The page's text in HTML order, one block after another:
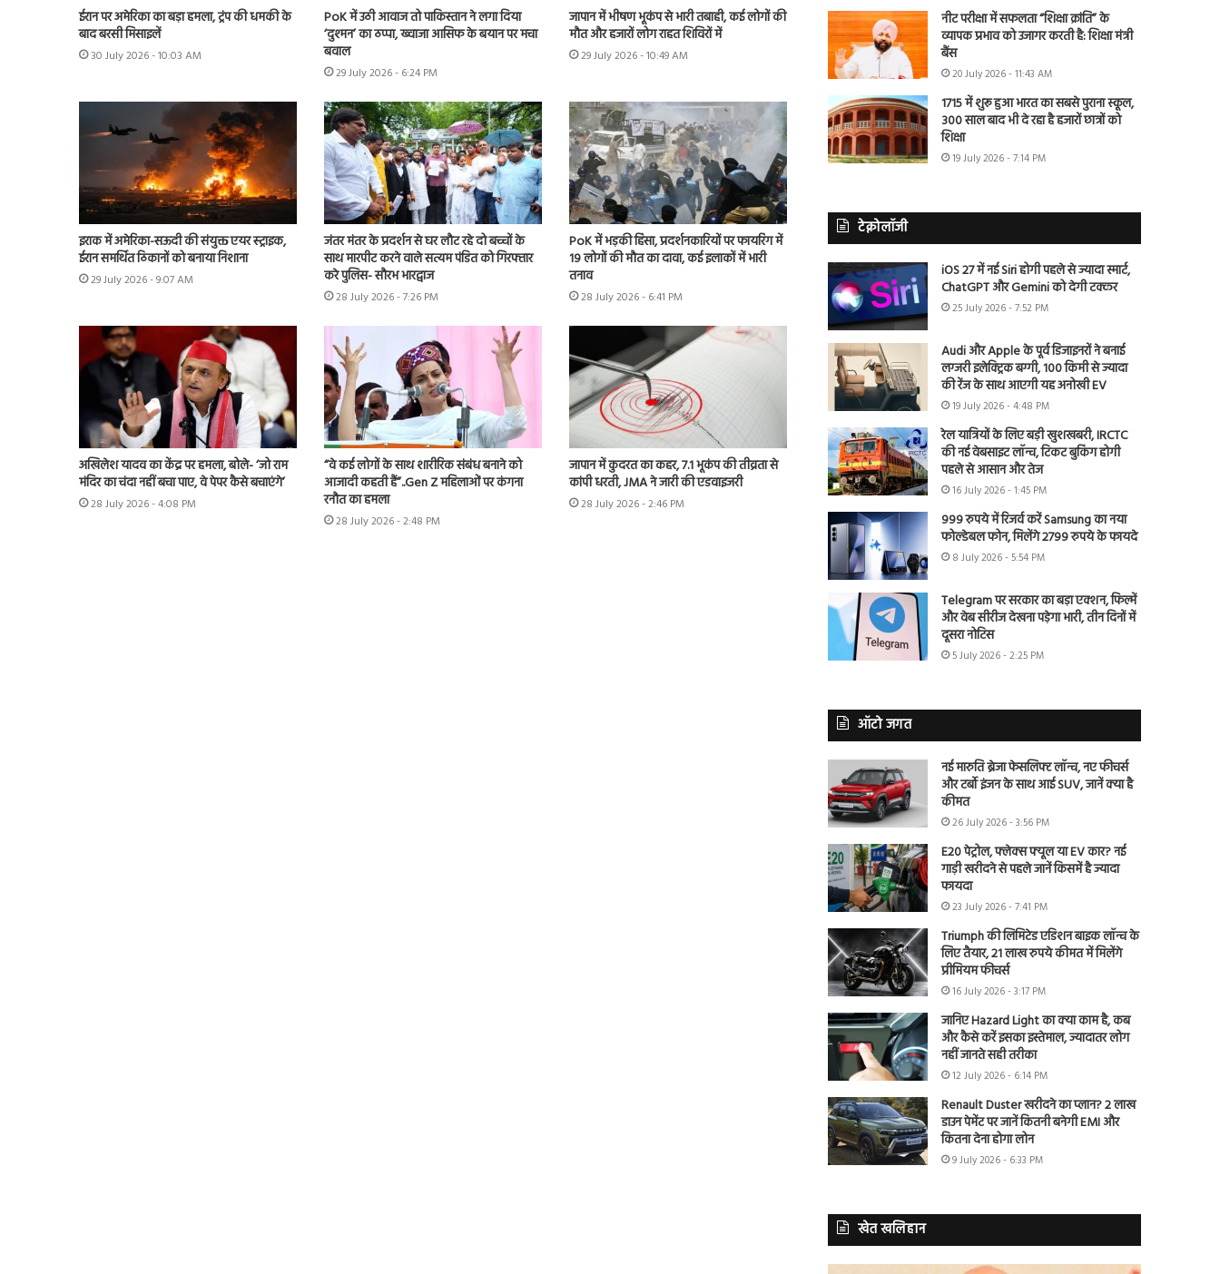
ईरान पर अमेरिका का बड़ा हमला, ट्रंप की धमकी के
बाद बरसी मिसाइलें
30 July 2026 - 10:03 AM
PoK में उठी आवाज तो पाकिस्तान ने लगा दिया
‘दुश्मन’ का ठप्पा, ख्वाजा आसिफ के बयान पर मचा
बवाल
29 July 2026 - 6:24 PM
जापान में भीषण भूकंप से भारी तबाही, कई लोगों की
मौत और हजारों लोग राहत शिविरों में
29 July 2026 - 10:49 AM
इराक में अमेरिका-सऊदी की संयुक्त एयर स्ट्राइक,
ईरान समर्थित ठिकानों को बनाया निशाना
29 July 2026 - 9:07 AM
जंतर मंतर के प्रदर्शन से घर लौट रहे दो बच्चों के
साथ मारपीट करने वाले सत्यम पंडित को गिरफ्तार
करे पुलिस- सौरभ भारद्वाज
28 July 2026 - 7:26 PM
PoK में भड़की हिंसा, प्रदर्शनकारियों पर फायरिंग में
19 लोगों की मौत का दावा, कई इलाकों में भारी
तनाव
28 July 2026 - 6:41 PM
अखिलेश यादव का केंद्र पर हमला, बोले- ‘जो राम
मंदिर का चंदा नहीं बचा पाए, वे पेपर कैसे बचाएंगे’
28 July 2026 - 4:08 PM
“वे कई लोगों के साथ शारीरिक संबंध बनाने को
आजादी कहती हैं”..Gen Z महिलाओं पर कंगना
रनौत का हमला
28 July 2026 - 2:48 PM
जापान में कुदरत का कहर, 7.1 भूकंप की तीव्रता से
कांपी धरती, JMA ने जारी की एडवाइजरी
28 July 2026 - 2:46 PM
नीट परीक्षा में सफलता “शिक्षा क्रांति” के
व्यापक प्रभाव को उजागर करती है: शिक्षा मंत्री
बैंस
20 July 2026 - 11:43 AM
1715 में शुरू हुआ भारत का सबसे पुराना स्कूल,
300 साल बाद भी दे रहा है हजारों छात्रों को
शिक्षा
19 July 2026 - 7:14 PM
टेक्नोलॉजी
iOS 27 में नई Siri होगी पहले से ज्यादा स्मार्ट,
ChatGPT और Gemini को देगी टक्कर
25 July 2026 - 7:52 PM
Audi और Apple के पूर्व डिजाइनरों ने बनाई
लग्जरी इलेक्ट्रिक बग्गी, 100 किमी से ज्यादा
की रेंज के साथ आएगी यह अनोखी EV
19 July 2026 - 4:48 PM
रेल यात्रियों के लिए बड़ी खुशखबरी, IRCTC
की नई वेबसाइट लॉन्च, टिकट बुकिंग होगी
पहले से आसान और तेज
16 July 2026 - 1:45 PM
999 रुपये में रिजर्व करें Samsung का नया
फोल्डेबल फोन, मिलेंगे 2799 रुपये के फायदे
8 July 2026 - 5:54 PM
Telegram पर सरकार का बड़ा एक्शन, फिल्में
और वेब सीरीज देखना पड़ेगा भारी, तीन दिनों में
दूसरा नोटिस
5 July 2026 - 2:25 PM
ऑटो जगत
नई मारुति ब्रेजा फेसलिफ्ट लॉन्च, नए फीचर्स
और टर्बो इंजन के साथ आई SUV, जानें क्या है
कीमत
26 July 2026 - 3:56 PM
E20 पेट्रोल, फ्लेक्स फ्यूल या EV कार? नई
गाड़ी खरीदने से पहले जानें किसमें है ज्यादा
फायदा
23 July 2026 - 7:41 PM
Triumph की लिमिटेड एडिशन बाइक लॉन्च के
लिए तैयार, 21 लाख रुपये कीमत में मिलेंगे
प्रीमियम फीचर्स
16 July 2026 - 3:17 PM
जानिए Hazard Light का क्या काम है, कब
और कैसे करें इसका इस्तेमाल, ज्यादातर लोग
नहीं जानते सही तरीका
12 July 2026 - 6:14 PM
Renault Duster खरीदने का प्लान? 2 लाख
डाउन पेमेंट पर जानें कितनी बनेगी EMI और
कितना देना होगा लोन
9 July 2026 - 6:33 PM
खेत खलिहान